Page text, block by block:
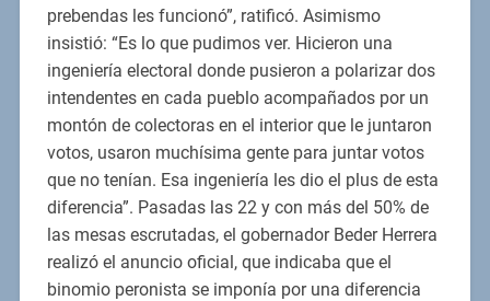
prebendas les funcionó”, ratificó. Asimismo
insistió: “Es lo que pudimos ver. Hicieron una
ingeniería electoral donde pusieron a polarizar dos
intendentes en cada pueblo acompañados por un
montón de colectoras en el interior que le juntaron
votos, usaron muchísima gente para juntar votos
que no tenían. Esa ingeniería les dio el plus de esta
diferencia”. Pasadas las 22 y con más del 50% de
las mesas escrutadas, el gobernador Beder Herrera
realizó el anuncio oficial, que indicaba que el
binomio peronista se imponía por una diferencia